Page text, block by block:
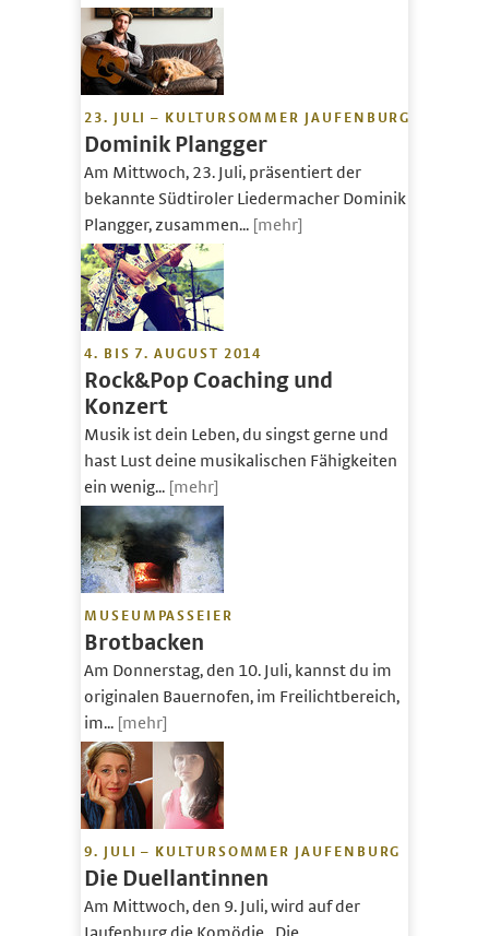
23. JULI – KULTURSOMMER JAUFENBURG
Dominik Plangger
Am Mittwoch, 23. Juli, präsentiert der
bekannte Südtiroler Liedermacher Dominik
Plangger, zusammen... [mehr]
4. BIS 7. AUGUST 2014
Rock&Pop Coaching und
Konzert
Musik ist dein Leben, du singst gerne und
hast Lust deine musikalischen Fähigkeiten
ein wenig... [mehr]
MUSEUMPASSEIER
Brotbacken
Am Donnerstag, den 10. Juli, kannst du im
originalen Bauernofen, im Freilichtbereich,
im... [mehr]
9. JULI – KULTURSOMMER JAUFENBURG
Die Duellantinnen
Am Mittwoch, den 9. Juli, wird auf der